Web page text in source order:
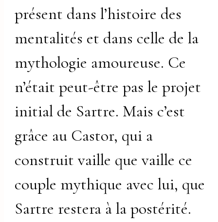
présent dans l’histoire des
mentalités et dans celle de la
mythologie amoureuse. Ce
n’était peut-être pas le projet
initial de Sartre. Mais c’est
grâce au Castor, qui a
construit vaille que vaille ce
couple mythique avec lui, que
Sartre restera à la postérité.